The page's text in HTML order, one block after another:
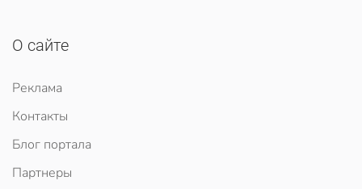
О сайте
Реклама
Контакты
Блог портала
Партнеры